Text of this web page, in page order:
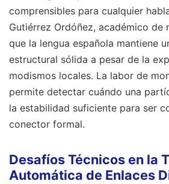
comprensibles para cualquier
Gutiérrez Ordóñez, académico de
que la lengua española mantiene
estructural sólida a pesar de la
modismos locales. La labor de
permite detectar cuándo una
la estabilidad suficiente para ser
conector formal.
Desafíos Técnicos en la
Automática de Enlaces